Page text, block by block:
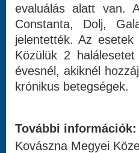
evaluálás alatt van.
Constanta, Dolj,
jelentették. Az
Közülük 2
évesnél, akiknél
krónikus betegségek.
További információk:
Kovászna Megyei